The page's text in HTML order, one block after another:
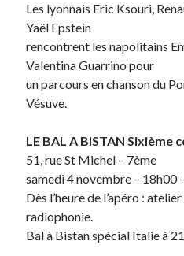
dans
C’était pas mieux avant… à Lyon
littlecelt
Comment j’ai opéré
Comment j’ai
personnelle
On parle de quoi ?
A Lyon
Bon plan du dimanche
Coup de coeur
Daddy
Les lyonnais Eric Ksouri,
Yaël Epstein
rencontrent les napolitains
Valentina Guarrino pour
un parcours en chanson du
Vésuve.
LE BAL A BISTAN Sixième
51, rue St Michel – 7ème
samedi 4 novembre – 18h00
Dès l’heure de l’apéro :
radiophonie.
Bal à Bistan spécial Italie à